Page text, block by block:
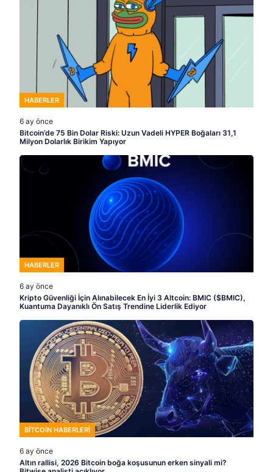
HABERLER
6 ay önce
Bitcoin’de 75 Bin Dolar Riski: Uzun Vadeli HYPER Boğaları 31,1
Milyon Dolarlık Birikim Yapıyor
HABERLER
6 ay önce
Kripto Güvenliği İçin Alınabilecek En İyi 3 Altcoin: BMIC ($BMIC),
Kuantuma Dayanıklı Ön Satış Trendine Liderlik Ediyor
BITCOIN HABERLERI
6 ay önce
Altın rallisi, 2026 Bitcoin boğa koşusunun erken sinyali mi?